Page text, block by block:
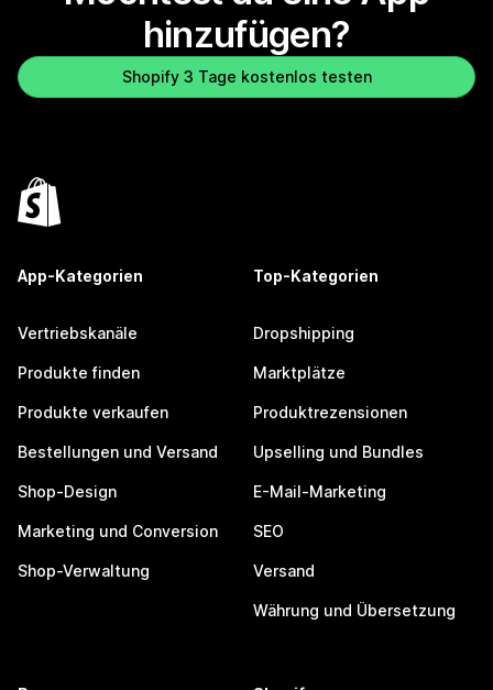
hinzufügen?
Shopify 3 Tage kostenlos testen
App-Kategorien
Vertriebskanäle
Produkte finden
Produkte verkaufen
Bestellungen und Versand
Shop-Design
Marketing und Conversion
Shop-Verwaltung
Top-Kategorien
Dropshipping
Marktplätze
Produktrezensionen
Upselling und Bundles
E-Mail-Marketing
SEO
Versand
Währung und Übersetzung